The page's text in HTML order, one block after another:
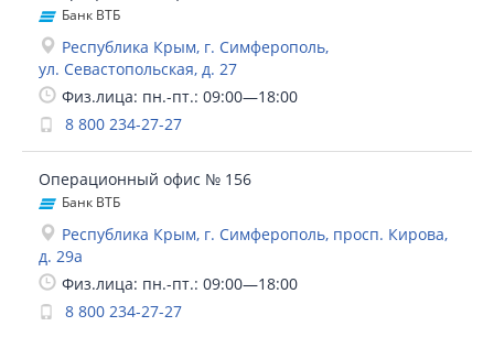
Банк ВТБ
Республика Крым, г. Симферополь,
ул. Севастопольская, д. 27
Физ.лица: пн.-пт.: 09:00—18:00
8 800 234-27-27
Операционный офис № 156
Банк ВТБ
Республика Крым, г. Симферополь, просп. Кирова,
д. 29а
Физ.лица: пн.-пт.: 09:00—18:00
8 800 234-27-27